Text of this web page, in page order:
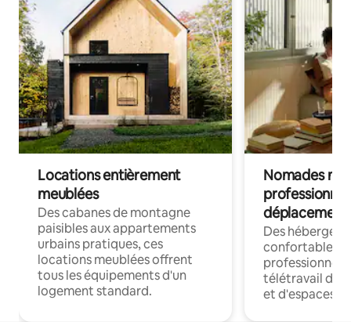
Locations entièrement
meublées
Des cabanes de montagne
paisibles aux appartements
urbains pratiques, ces
locations meublées offrent
tous les équipements d'un
logement standard.
Nomades
déplacement
Des
confortables
professionnels
télétravail
et d'espaces